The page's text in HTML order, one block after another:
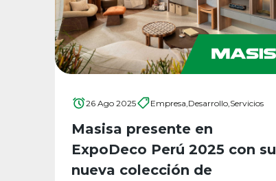
26 Ago 2025 Empresa, Desarrollo, Servicios
Masisa presente en
ExpoDeco Perú 2025 con su
nueva colección de